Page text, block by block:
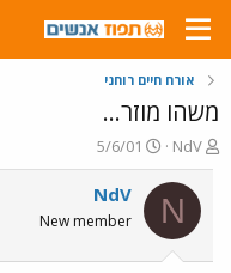
אורח חיים רוחני
משהו מוזר...
פ
ו
ת
ח
ה
NdV
פ
ו
5/6/01
N
NdV
New member